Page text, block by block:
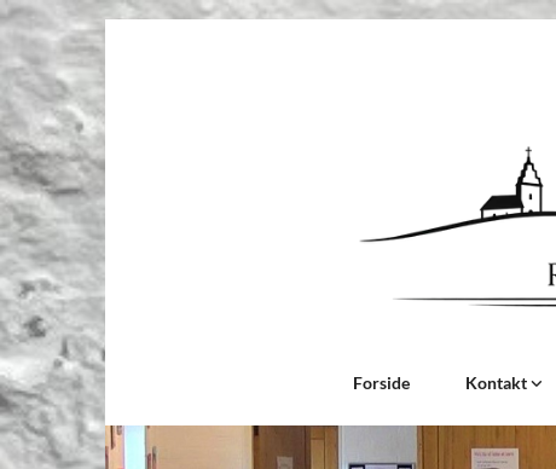
Forside Kontakt